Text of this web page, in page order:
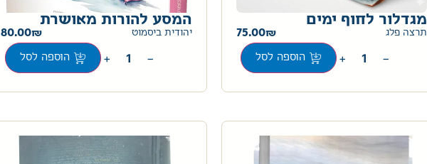
מגדלור לחוף ימים
תרצה פלג 75.00
−
+ הוספה לסל
המסע להורות מאושרת
יהודית ביסמוט 80.00
−
+ הוספה לסל